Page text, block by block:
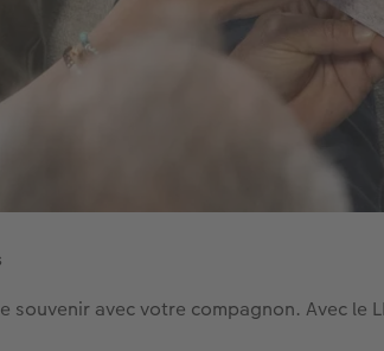
avec votre compagnon. Avec le